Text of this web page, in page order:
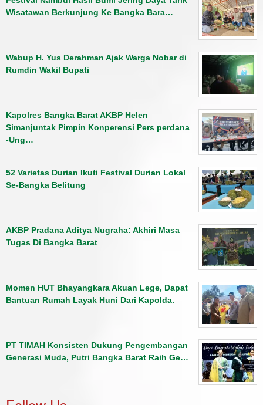
Wisatawan Berkunjung Ke Bangka Bara…
Wabup H. Yus Derahman Ajak Warga Nobar di
Rumdin Wakil Bupati
Kapolres Bangka Barat AKBP Helen
Simanjuntak Pimpin Konperensi Pers perdana
-Ung…
52 Varietas Durian Ikuti Festival Durian Lokal
Se-Bangka Belitung
AKBP Pradana Aditya Nugraha: Akhiri Masa
Tugas Di Bangka Barat
Momen HUT Bhayangkara Akuan Lege, Dapat
Bantuan Rumah Layak Huni Dari Kapolda.
PT TIMAH Konsisten Dukung Pengembangan
Generasi Muda, Putri Bangka Barat Raih Ge…